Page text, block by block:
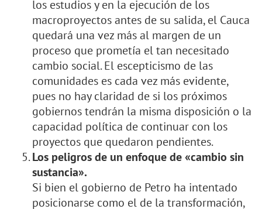
los estudios y en la ejecución de los
macroproyectos antes de su salida, el Cauca
quedará una vez más al margen de un
proceso que prometía el tan necesitado
cambio social. El escepticismo de las
comunidades es cada vez más evidente,
pues no hay claridad de si los próximos
gobiernos tendrán la misma disposición o la
capacidad política de continuar con los
proyectos que quedaron pendientes.
Los peligros de un enfoque de «cambio sin
sustancia».
Si bien el gobierno de Petro ha intentado
posicionarse como el de la transformación,